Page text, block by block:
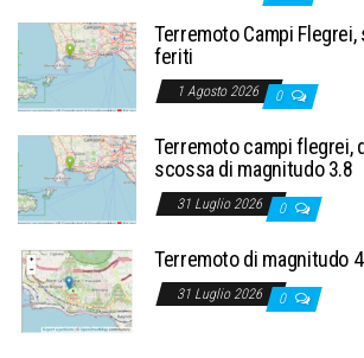
Terremoto Campi Flegrei,
feriti
1 Agosto 2026 0
Terremoto campi flegrei,
scossa di magnitudo 3.8
31 Luglio 2026 0
Terremoto di magnitudo
31 Luglio 2026 0